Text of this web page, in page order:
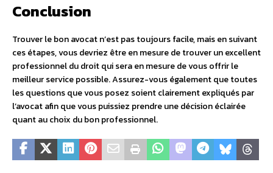
Conclusion
Trouver le bon avocat n’est pas toujours facile, mais en suivant
ces étapes, vous devriez être en mesure de trouver un excellent
professionnel du droit qui sera en mesure de vous offrir le
meilleur service possible. Assurez-vous également que toutes
les questions que vous posez soient clairement expliqués par
l’avocat afin que vous puissiez prendre une décision éclairée
quant au choix du bon professionnel.